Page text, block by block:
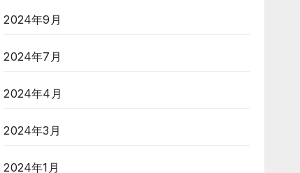
2024年9月
2024年7月
2024年4月
2024年3月
2024年1月